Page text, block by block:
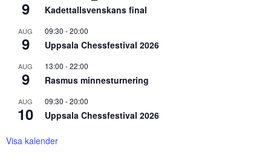
9 Kadettallsvenskans final
AUG
9
09:30 -20:00
Uppsala Chessfestival 2026
AUG
9
13:00 -22:00
Rasmus minnesturnering
AUG
10
09:30 -20:00
Uppsala Chessfestival 2026
Visa kalender